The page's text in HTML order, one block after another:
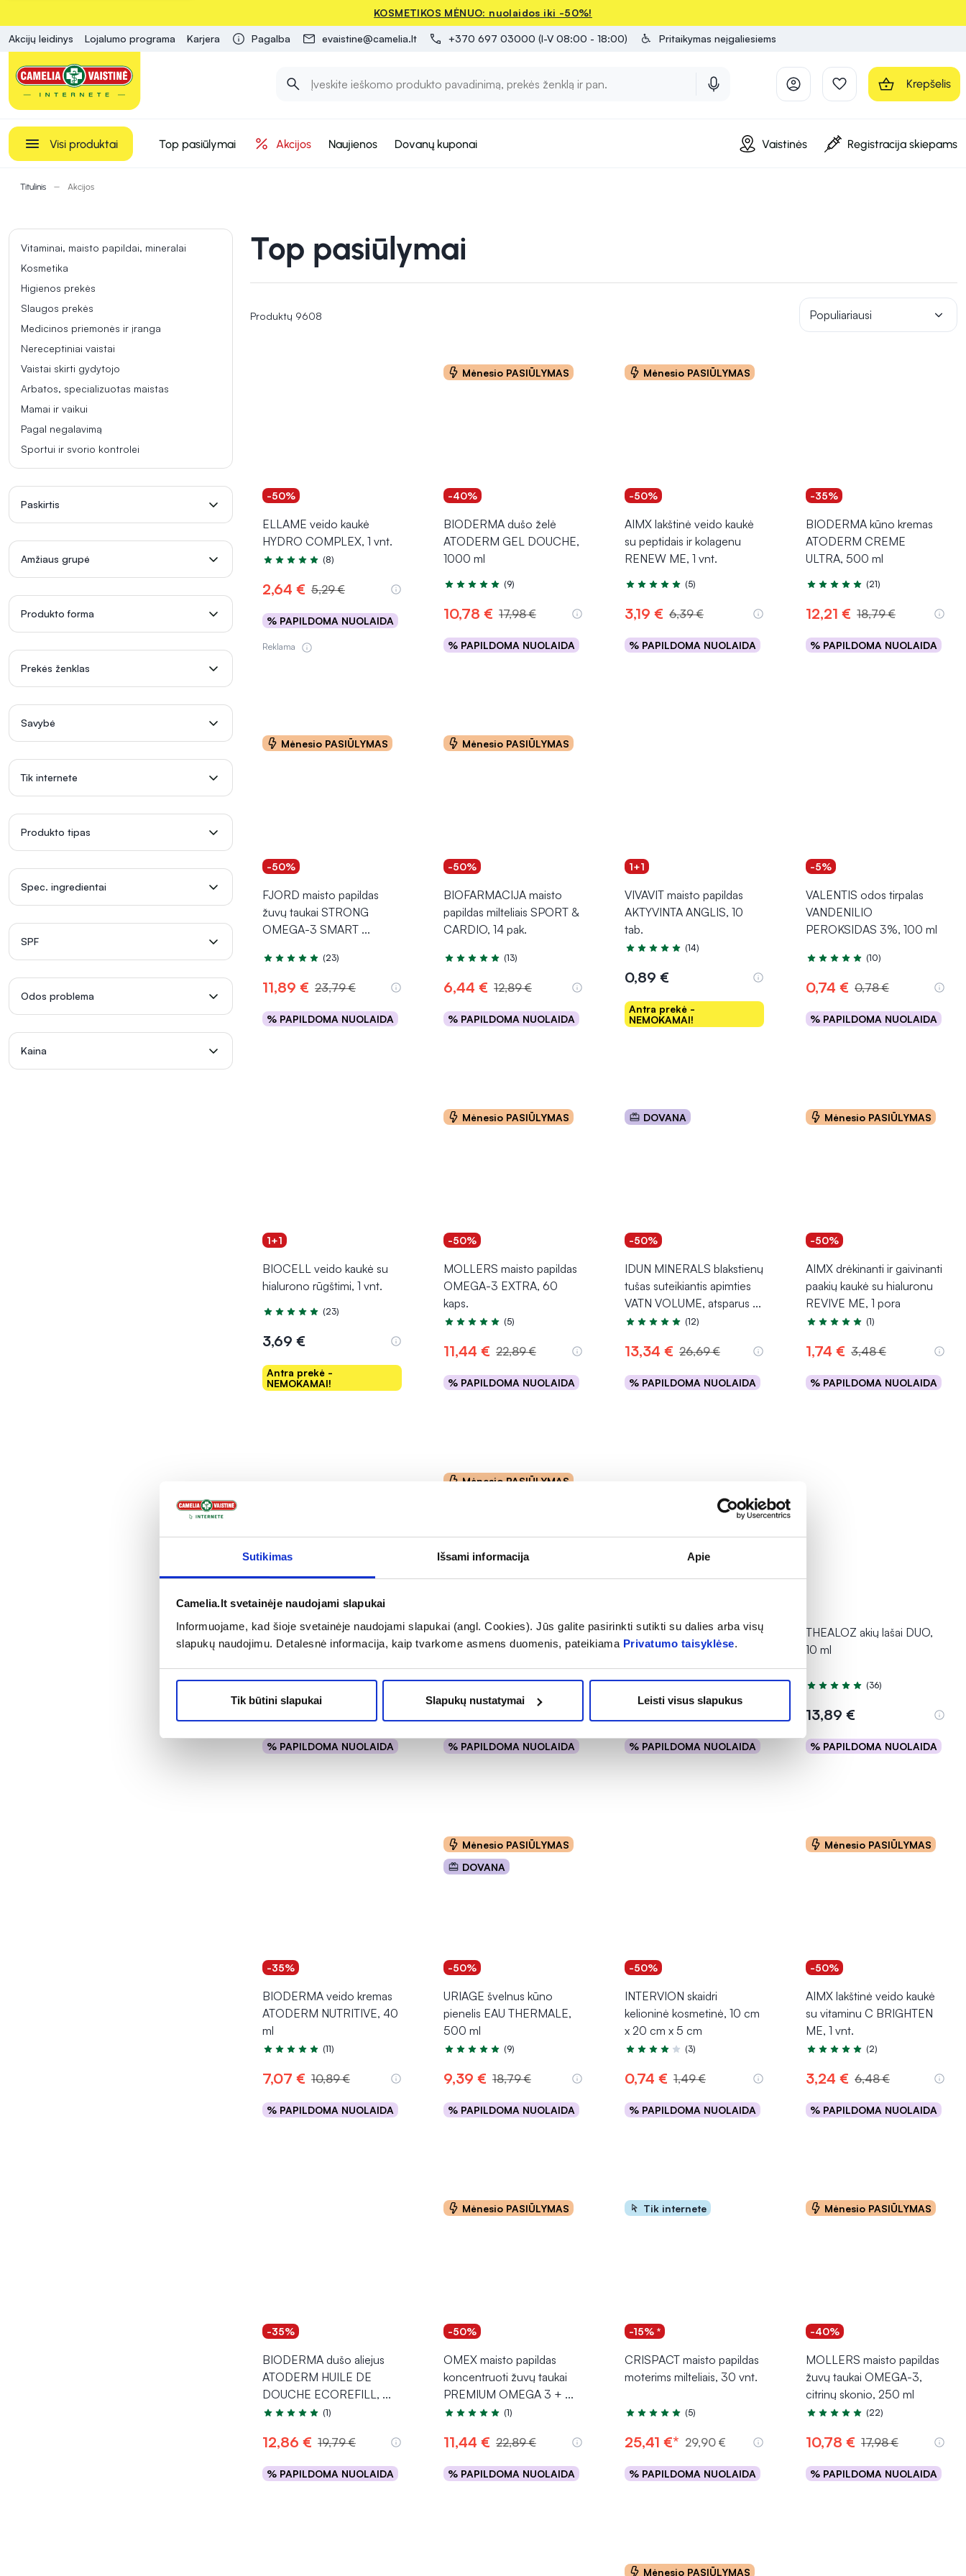
Sutikimas Išsami informacija Apie
Camelia.lt svetainėje naudojami slapukai
Informuojame, kad šioje svetainėje naudojami slapukai (angl. Cookies). Jūs galite pasirinkti sutikti su dalies arba visų
slapukų naudojimu. Detalesnė informacija, kaip tvarkome asmens duomenis, pateikiama Privatumo taisyklėse.
Tik būtini slapukai Slapukų nustatymai Leisti visus slapukus
KOSMETIKOS MĖNUO: nuolaidos iki -50%!
Akcijų leidinys Lojalumo programa Karjera Pagalba evaistine@camelia.lt +370 697 03000 (I-V 08:00 - 18:00) Pritaikymas neįgaliesiems
Krepšelis
Visi produktai Top pasiūlymai Akcijos Naujienos Dovanų kuponai Vaistinės Registracija skiepams
Titulinis Akcijos
Vitaminai, maisto papildai, mineralai
Kosmetika
Higienos prekės
Slaugos prekės
Medicinos priemonės ir įranga
Nereceptiniai vaistai
Vaistai skirti gydytojo
Arbatos, specializuotas maistas
Mamai ir vaikui
Pagal negalavimą
Sportui ir svorio kontrolei
Paskirtis
Amžiaus grupė
Produkto forma
Prekės ženklas
Savybė
Tik internete
Produkto tipas
Spec. ingredientai
SPF
Odos problema
Kaina
Top pasiūlymai
Produktų 9608 Populiariausi
-50%
ELLAME veido kaukė
HYDRO COMPLEX, 1 vnt.
Įvertinimas 5.0 iš 5
(8)
2,64 € 5,29 €
% PAPILDOMA NUOLAIDA
Į krepšelį
Reklama
Mėnesio PASIŪLYMAS
-40%
BIODERMA dušo želė
ATODERM GEL DOUCHE,
1000 ml
Įvertinimas 4.8 iš 5
(9)
10,78 € 17,98 €
% PAPILDOMA NUOLAIDA
Į krepšelį
Mėnesio PASIŪLYMAS
-50%
AIMX lakštinė veido kaukė
su peptidais ir kolagenu
RENEW ME, 1 vnt.
Įvertinimas 5.0 iš 5
(5)
3,19 € 6,39 €
% PAPILDOMA NUOLAIDA
Į krepšelį
-35%
BIODERMA kūno kremas
ATODERM CREME
ULTRA, 500 ml
Įvertinimas 5.0 iš 5
(21)
12,21 € 18,79 €
% PAPILDOMA NUOLAIDA
Į krepšelį
Mėnesio PASIŪLYMAS
-50%
FJORD maisto papildas
žuvų taukai STRONG
OMEGA-3 SMART ...
Įvertinimas 5.0 iš 5
(23)
11,89 € 23,79 €
% PAPILDOMA NUOLAIDA
Į krepšelį
Mėnesio PASIŪLYMAS
-50%
BIOFARMACIJA maisto
papildas milteliais SPORT &
CARDIO, 14 pak.
Įvertinimas 4.9 iš 5
(13)
6,44 € 12,89 €
% PAPILDOMA NUOLAIDA
Į krepšelį
1+1
VIVAVIT maisto papildas
AKTYVINTA ANGLIS, 10
tab.
Įvertinimas 5.0 iš 5
(14)
0,89 €
Antra prekė -
NEMOKAMAI!
Į krepšelį
-5%
VALENTIS odos tirpalas
VANDENILIO
PEROKSIDAS 3%, 100 ml
Įvertinimas 4.7 iš 5
(10)
0,74 € 0,78 €
% PAPILDOMA NUOLAIDA
Į krepšelį
1+1
BIOCELL veido kaukė su
hialurono rūgštimi, 1 vnt.
Įvertinimas 5.0 iš 5
(23)
3,69 €
Antra prekė -
NEMOKAMAI!
Į krepšelį
Mėnesio PASIŪLYMAS
-50%
MOLLERS maisto papildas
OMEGA-3 EXTRA, 60
kaps.
Įvertinimas 5.0 iš 5
(5)
11,44 € 22,89 €
% PAPILDOMA NUOLAIDA
Į krepšelį
DOVANA
-50%
IDUN MINERALS blakstienų
tušas suteikiantis apimties
VATN VOLUME, atsparus ...
Įvertinimas 4.7 iš 5
(12)
13,34 € 26,69 €
% PAPILDOMA NUOLAIDA
Į krepšelį
Mėnesio PASIŪLYMAS
-50%
AIMX drėkinanti ir gaivinanti
paakių kaukė su hialuronu
REVIVE ME, 1 pora
Įvertinimas 5.0 iš 5
(1)
1,74 € 3,48 €
% PAPILDOMA NUOLAIDA
Į krepšelį
-35%
BIODERMA kūno kremas
ATODERM INTENSIVE
BAUME, 500 ml
Įvertinimas 4.9 iš 5
% PAPILDOMA NUOLAIDA
Į krepšelį
Mėnesio PASIŪLYMAS
AIMX lakštinė raminanti
veido kaukė su peptidais
SOOTHE ME, 1 vnt.
Įvertinimas 5.0 iš 5
% PAPILDOMA NUOLAIDA
Į krepšelį
MARSIEČIAI maisto
papildas RASPBERRY
LOLLIPOP, 1 ledinukas
Įvertinimas 5.0 iš 5
% PAPILDOMA NUOLAIDA
Į krepšelį
THEALOZ akių lašai DUO,
10 ml
Įvertinimas 5.0 iš 5
(36)
13,89 €
% PAPILDOMA NUOLAIDA
Į krepšelį
-35%
BIODERMA veido kremas
ATODERM NUTRITIVE, 40
ml
Įvertinimas 4.7 iš 5
(11)
7,07 € 10,89 €
% PAPILDOMA NUOLAIDA
Į krepšelį
Mėnesio PASIŪLYMAS
DOVANA
-50%
URIAGE švelnus kūno
pienelis EAU THERMALE,
500 ml
Įvertinimas 4.9 iš 5
(9)
9,39 € 18,79 €
% PAPILDOMA NUOLAIDA
Į krepšelį
-50%
INTERVION skaidri
kelioninė kosmetinė, 10 cm
x 20 cm x 5 cm
Įvertinimas 4.3 iš 5
(3)
0,74 € 1,49 €
% PAPILDOMA NUOLAIDA
Į krepšelį
Mėnesio PASIŪLYMAS
-50%
AIMX lakštinė veido kaukė
su vitaminu C BRIGHTEN
ME, 1 vnt.
Įvertinimas 5.0 iš 5
(2)
3,24 € 6,48 €
% PAPILDOMA NUOLAIDA
Į krepšelį
-35%
BIODERMA dušo aliejus
ATODERM HUILE DE
DOUCHE ECOREFILL, ...
Įvertinimas 5.0 iš 5
(1)
12,86 € 19,79 €
% PAPILDOMA NUOLAIDA
Į krepšelį
Mėnesio PASIŪLYMAS
-50%
OMEX maisto papildas
koncentruoti žuvų taukai
PREMIUM OMEGA 3 + ...
Įvertinimas 5.0 iš 5
(1)
11,44 € 22,89 €
% PAPILDOMA NUOLAIDA
Į krepšelį
Tik internete
-15% *
CRISPACT maisto papildas
moterims milteliais, 30 vnt.
Įvertinimas 5.0 iš 5
(5)
25,41 €* 29,90 €
% PAPILDOMA NUOLAIDA
Į krepšelį
Mėnesio PASIŪLYMAS
-40%
MOLLERS maisto papildas
žuvų taukai OMEGA-3,
citrinų skonio, 250 ml
Įvertinimas 4.8 iš 5
(22)
10,78 € 17,98 €
% PAPILDOMA NUOLAIDA
Į krepšelį
Mėnesio PASIŪLYMAS